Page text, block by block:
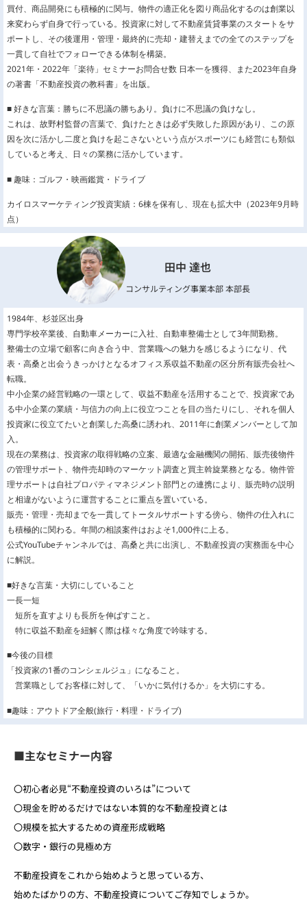
買付、商品開発にも積極的に関与。物件の適正化を図り商品化するのは創業以
来変わらず自身で行っている。投資家に対して不動産賃貸事業のスタートをサ
ポートし、その後運用・管理・最終的に売却・建替えまでの全てのステップを
一貫して自社でフォローできる体制を構築。
2021年・2022年「楽待」セミナーお問合せ数 日本一を獲得、また2023年自身
の著書「不動産投資の教科書」を出版。
■ 好きな言葉：勝ちに不思議の勝ちあり。負けに不思議の負けなし。
これは、故野村監督の言葉で、負けたときは必ず失敗した原因があり、この原
因を次に活かし二度と負けを起こさないという点がスポーツにも経営にも類似
していると考え、日々の業務に活かしています。
■ 趣味：ゴルフ・映画鑑賞・ドライブ
カイロスマーケティング投資実績：6棟を保有し、現在も拡大中（2023年9月時
点）
田中 達也
コンサルティング事業本部 本部長
1984年、杉並区出身
専門学校卒業後、自動車メーカーに入社、自動車整備士として3年間勤務。
整備士の立場で顧客に向き合う中、営業職への魅力を感じるようになり、代
表・高桑と出会うきっかけとなるオフィス系収益不動産の区分所有販売会社へ
転職。
中小企業の経営戦略の一環として、収益不動産を活用することで、投資家であ
る中小企業の業績・与信力の向上に役立つことを目の当たりにし、それを個人
投資家に役立てたいと創業した高桑に誘われ、2011年に創業メンバーとして加
入。
現在の業務は、投資家の取得戦略の立案、最適な金融機関の開拓、販売後物件
の管理サポート、物件売却時のマーケット調査と買主斡旋業務となる。物件管
理サポートは自社プロパティマネジメント部門との連携により、販売時の説明
と相違がないように運営することに重点を置いている。
販売・管理・売却までを一貫してトータルサポートする傍ら、物件の仕入れに
も積極的に関わる。年間の相談案件はおよそ1,000件に上る。
公式YouTubeチャンネルでは、高桑と共に出演し、不動産投資の実務面を中心
に解説。
■好きな言葉・大切にしていること
一長一短
短所を直すよりも長所を伸ばすこと。
特に収益不動産を紐解く際は様々な角度で吟味する。
■今後の目標
「投資家の1番のコンシェルジュ」になること。
営業職としてお客様に対して、「いかに気付けるか」を大切にする。
■趣味：アウトドア全般(旅行・料理・ドライブ)
■主なセミナー内容
〇初心者必見“不動産投資のいろは”について
〇現金を貯めるだけではない本質的な不動産投資とは
〇規模を拡大するための資産形成戦略
〇数字・銀行の見極め方
不動産投資をこれから始めようと思っている方、
始めたばかりの方、不動産投資についてご存知でしょうか。